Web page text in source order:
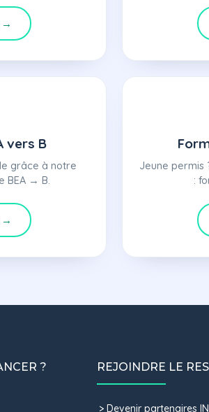
→
vers B
grâce à notre
BEA → B.
→
Jeune permis
:
? REJOINDRE LE
Devenir partenaires